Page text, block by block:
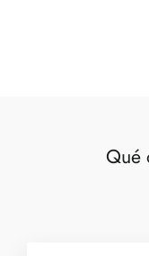
Qué